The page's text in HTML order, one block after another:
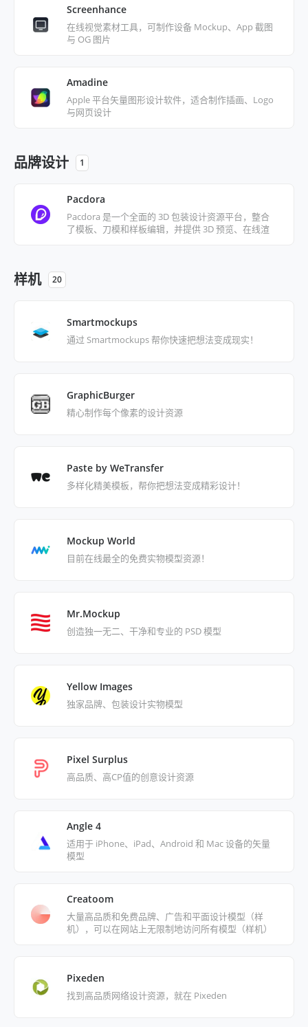
Screenhance
在线视觉素材工具，可制作设备 Mockup、App 截图
与 OG 图片
Amadine
Apple 平台矢量图形设计软件，适合制作插画、Logo
与网页设计
品牌设计 1
Pacdora
Pacdora 是一个全面的 3D 包装设计资源平台，整合
了模板、刀模和样板编辑，并提供 3D 预览、在线渲
样机 20
Smartmockups
通过 Smartmockups 帮你快速把想法变成现实！
GraphicBurger
精心制作每个像素的设计资源
Paste by WeTransfer
多样化精美模板，帮你把想法变成精彩设计！
Mockup World
目前在线最全的免费实物模型资源！
Mr.Mockup
创造独一无二、干净和专业的 PSD 模型
Yellow Images
独家品牌、包装设计实物模型
Pixel Surplus
高品质、高CP值的创意设计资源
Angle 4
适用于 iPhone、iPad、Android 和 Mac 设备的矢量
模型
Creatoom
大量高品质和免费品牌、广告和平面设计模型（样
机），可以在网站上无限制地访问所有模型（样机）
Pixeden
找到高品质网络设计资源，就在 Pixeden